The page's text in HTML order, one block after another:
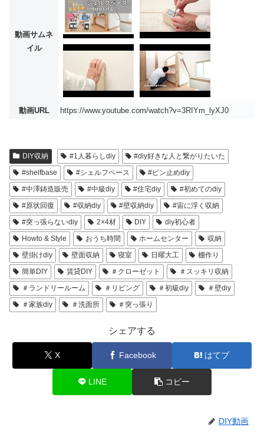
動画サムネ
イル
動画URL https://www.youtube.com/watch?v=3RIYm_lyXJ0
DIY収納 #1人暮らしdiy
#diy好きな人と繋がりたいた
#shelfbase
#シェルフベース
#ピン止めdiy
#中澤鋳造販売
#中級diy #住宅diy
#初めてのdiy
#原状回復
#収納diy #壁収納diy
#宙に浮く収納
#突っ張らないdiy
2×4材 DIY
diy初心者
Howto & Style
おうち時間 ホームセンター
収納
壁掛けdiy
壁面収納 寝室 日曜大工
棚作り
簡単DIY
賃貸DIY ＃クローゼット
＃スッキリ収納
＃ランドリールーム
＃リビング ＃初級diy
＃壁diy
＃家族diy
＃洗面所 ＃突っ張り
シェアする
X Facebook はてブ
LINE コピー
DIY動画